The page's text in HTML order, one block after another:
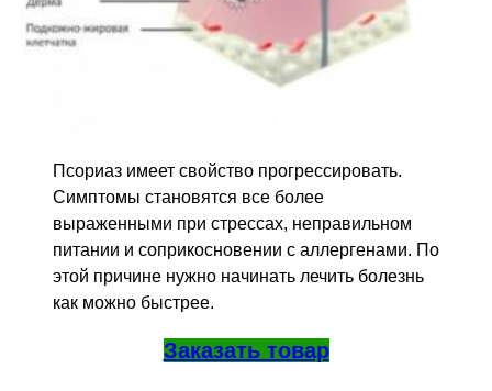
Псориаз имеет свойство прогрессировать.
Симптомы становятся все более
выраженными при стрессах, неправильном
питании и соприкосновении с аллергенами. По
этой причине нужно начинать лечить болезнь
как можно быстрее.
Заказать товар